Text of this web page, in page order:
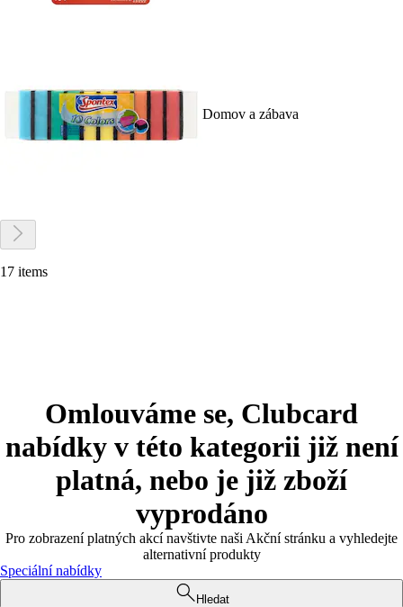
Domov a zábava
17 items
Omlouváme se, Clubcard
nabídky v této kategorii již není
platná, nebo je již zboží
vyprodáno
Pro zobrazení platných akcí navštivte naši Akční stránku a vyhledejte
alternativní produkty
Speciální nabídky
Hledat